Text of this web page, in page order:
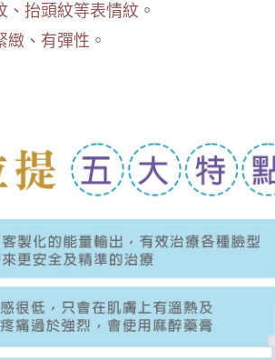
抬頭紋等表情紋。
、有彈性。